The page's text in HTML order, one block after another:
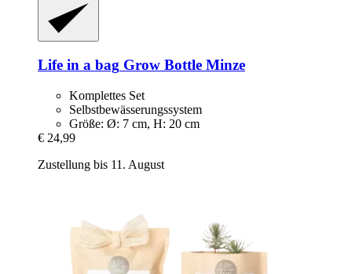
Life in a bag Grow Bottle Minze
Komplettes Set
Selbstbewässerungssystem
Größe: Ø: 7 cm, H: 20 cm
€ 24,99
Zustellung bis 11. August